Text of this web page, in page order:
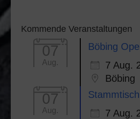
Kommende Veranstaltungen
07
Aug.
Böbing
7 Aug.
Böbing
07
Aug.
Stammtisch
7 Aug.